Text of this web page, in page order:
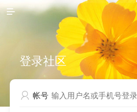

登录社区
 帐号